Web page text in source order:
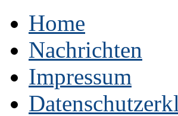
Home
Nachrichten
Impressum